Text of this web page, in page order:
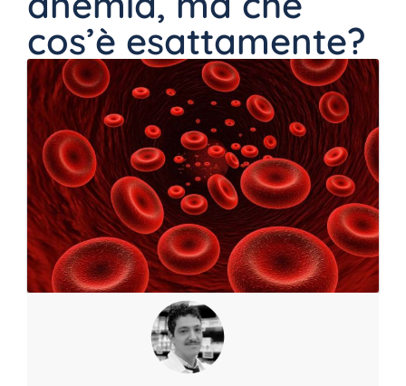
cos’è esattamente?